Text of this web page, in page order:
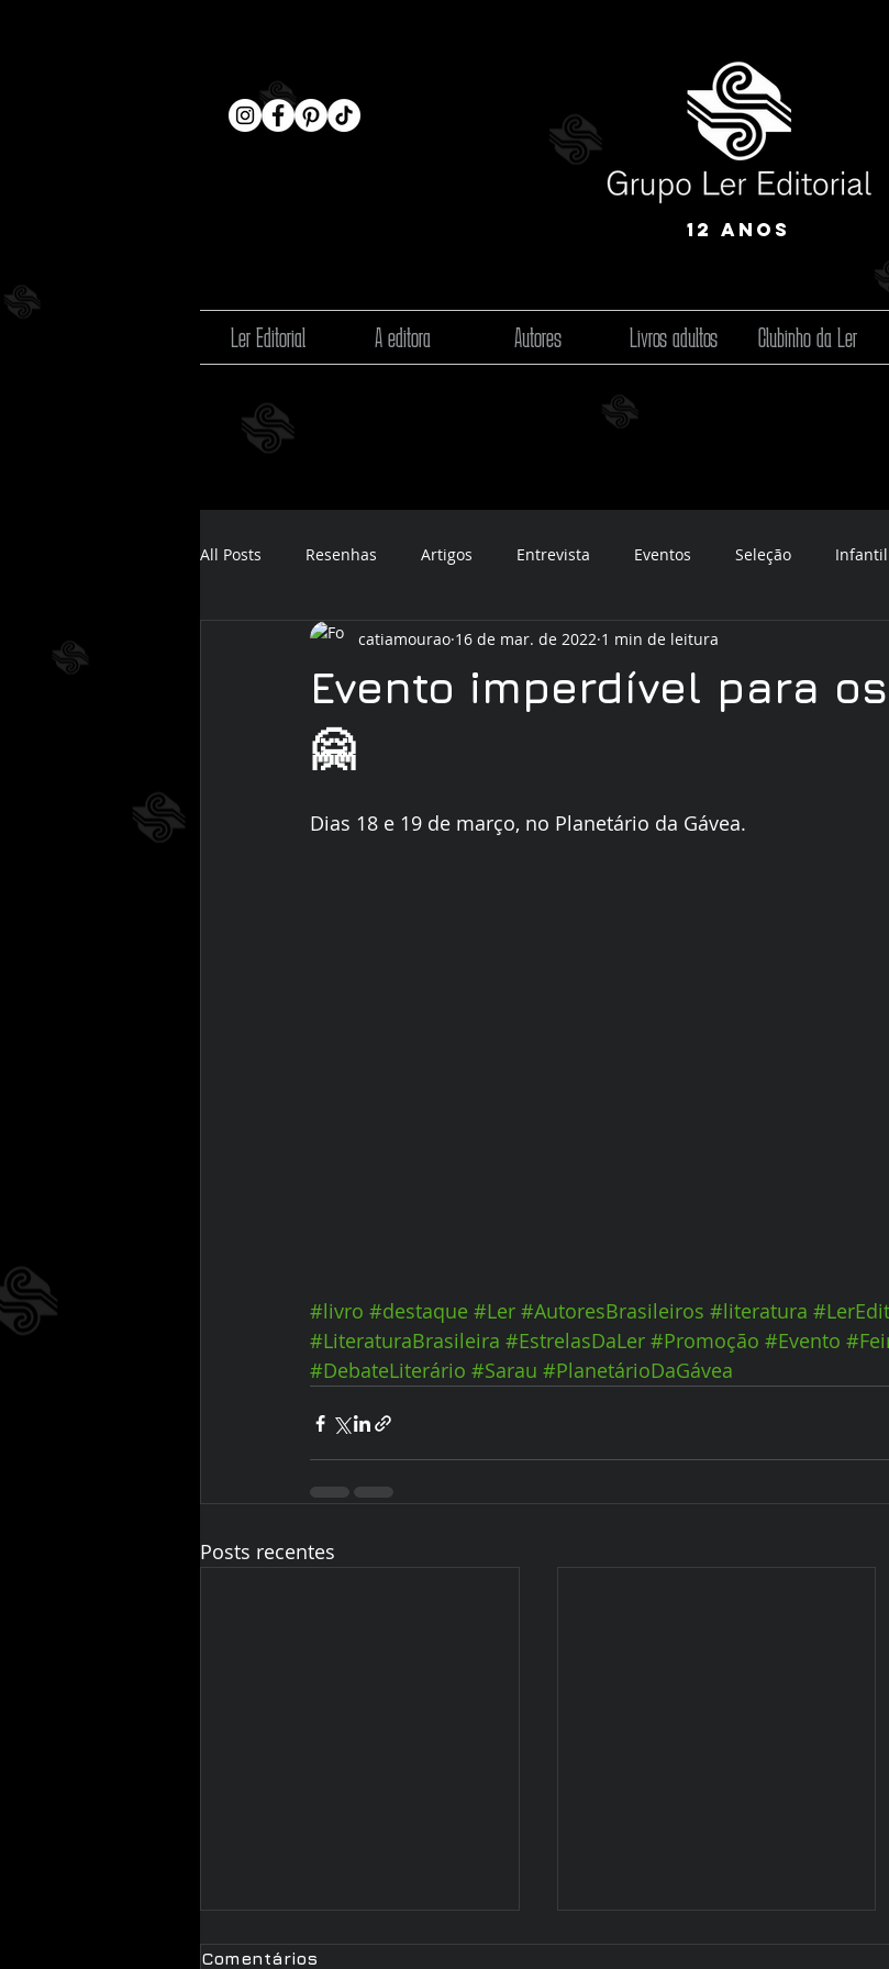
12 anos
Ler Editorial A editora Autores Livros adultos Clubinho da Ler
All Posts Resenhas Artigos Entrevista Eventos Seleção Infantil
audiobook
Evento imperdível para
🤗
catiamourao 16 de mar. de 2022 1 min de leitura
Dias 18 e 19 de março, no Planetário da Gávea.
#livro #destaque #Ler #AutoresBrasileiros #literatura
#LiteraturaBrasileira #EstrelasDaLer #Promoção #Evento
#DebateLiterário #Sarau #PlanetárioDaGávea
Posts recentes
Comentários